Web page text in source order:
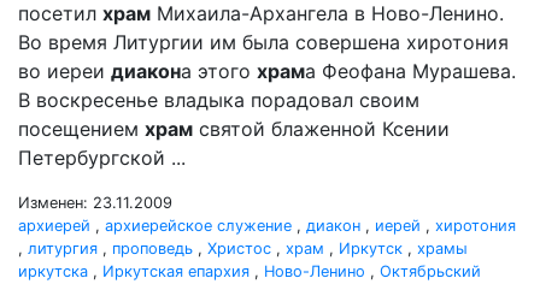
посетил храм Михаила-Архангела в Ново-Ленино.
Во время Литургии им была совершена хиротония
во иереи диакона этого храма Феофана Мурашева.
В воскресенье владыка порадовал своим
посещением храм святой блаженной Ксении
Петербургской ...
Изменен: 23.11.2009
архиерей , архиерейское служение , диакон , иерей , хиротония
, литургия , проповедь , Христос , храм , Иркутск , храмы
иркутска , Иркутская епархия , Ново-Ленино , Октябрьский